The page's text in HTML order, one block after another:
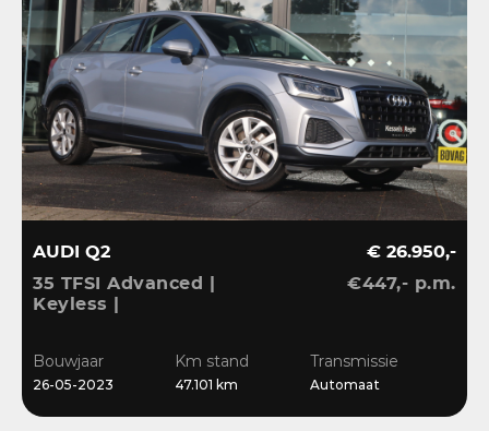
AUDI Q2
35 TFSI Advanced |
Keyless |
Navi | Sensoren | 17”
€ 26.950,-
€447,- p.m.
Bouwjaar
26-05-2023
Km stand
47.101 km
Transmissie
Automaat